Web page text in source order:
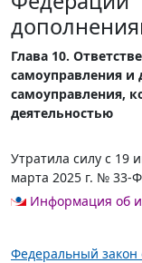
Глава 10.
самоуправления и
самоуправления,
деятельностью
Утратила силу с 19
марта 2025 г. № 33-
Информация об
Федеральный закон